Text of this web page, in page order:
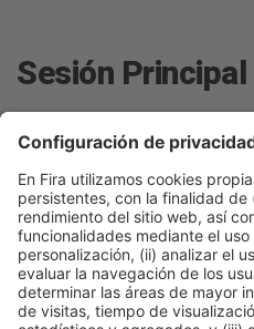
Sesión Principal
Business
lunes 23, 16:00h -